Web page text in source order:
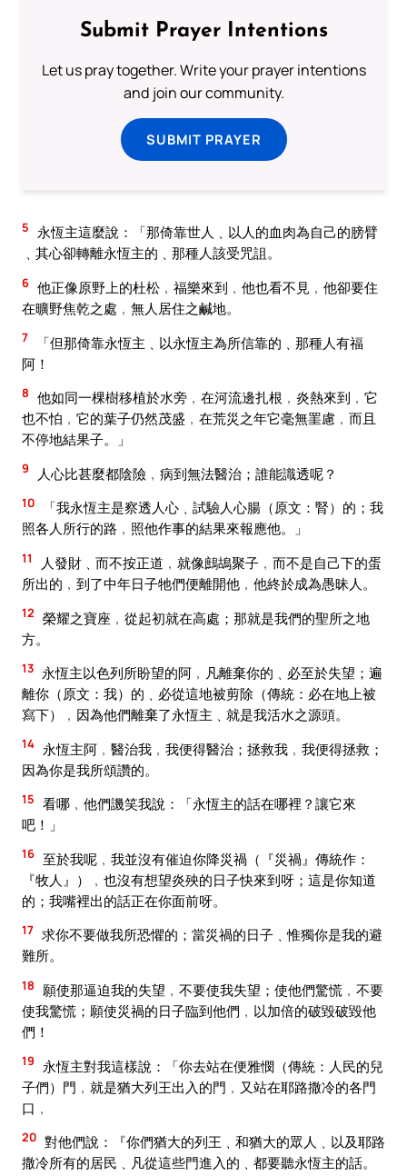
Submit Prayer Intentions
Let us pray together. Write your prayer intentions
and join our community.
SUBMIT PRAYER
5
永恆主這麼說：「那倚靠世人﹑以人的血肉為自己的膀臂
﹑其心卻轉離永恆主的﹑那種人該受咒詛。
6 他正像原野上的杜松﹐福樂來到﹐他也看不見﹐他卻要住
在曠野焦乾之處﹐無人居住之鹹地。
7
「但那倚靠永恆主﹑以永恆主為所信靠的﹑那種人有福
阿！
8 他如同一棵樹移植於水旁﹐在河流邊扎根﹐炎熱來到﹐它
也不怕﹐它的葉子仍然茂盛﹐在荒災之年它毫無罣慮﹐而且
不停地結果子。」
9 人心比甚麼都陰險﹐病到無法醫治；誰能識透呢？
10
「我永恆主是察透人心﹑試驗人心腸（原文：腎）的；我
照各人所行的路﹐照他作事的結果來報應他。」
11
人發財﹑而不按正道﹐就像鷓鴣聚子﹐而不是自己下的蛋
所出的﹐到了中年日子牠們便離開他﹐他終於成為愚昧人。
12 榮耀之寶座﹐從起初就在高處；那就是我們的聖所之地
方。
13 永恆主以色列所盼望的阿﹐凡離棄你的﹑必至於失望；遍
離你（原文：我）的﹑必從這地被剪除（傳統：必在地上被
寫下）﹐因為他們離棄了永恆主﹑就是我活水之源頭。
14 永恆主阿﹐醫治我﹐我便得醫治；拯救我﹐我便得拯救；
因為你是我所頌讚的。
15 看哪﹐他們譏笑我說：「永恆主的話在哪裡？讓它來
吧！」
16 至於我呢﹐我並沒有催迫你降災禍（『災禍』傳統作：
『牧人』）﹐也沒有想望炎殃的日子快來到呀；這是你知道
的；我嘴裡出的話正在你面前呀。
17 求你不要做我所恐懼的；當災禍的日子﹑惟獨你是我的避
難所。
18 願使那逼迫我的失望﹐不要使我失望；使他們驚慌﹐不要
使我驚慌；願使災禍的日子臨到他們﹐以加倍的破毀破毀他
們！
19
永恆主對我這樣說：「你去站在便雅憫（傳統：人民的兒
子們）門﹐就是猶大列王出入的門﹐又站在耶路撒冷的各門
口﹐
20 對他們說：『你們猶大的列王﹑和猶大的眾人﹑以及耶路
撒冷所有的居民﹑凡從這些門進入的﹑都要聽永恆主的話。